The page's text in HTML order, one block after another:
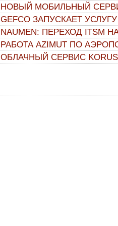
НОВЫЙ МОБИЛЬНЫЙ
GEFCO ЗАПУСКАЕТ
NAUMEN: ПЕРЕХОД ITSM
РАБОТА AZIMUT ПО
ОБЛАЧНЫЙ СЕРВИС